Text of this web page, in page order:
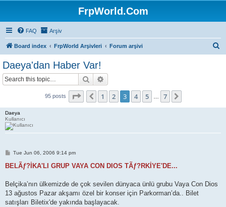
FrpWorld.Com
FAQ Arşiv
Board index FrpWorld Arşivleri Forum arşivi
Daeya'dan Haber Var!
Search
95 posts Page of 7
Previous
1 2 3 4 5 7
Daeya
Kullanıcı
P
s
Tue Jun 06, 2006 9:14 pm
BELÃƒ?İKA'LI GRUP VAYA CON DIOS TÃƒ?RKİYE'DE...
Belçika’nın ülkemizde de çok sevilen dünyaca ünlü grubu Vaya Con Dios
13 ağustos Pazar akşamı özel bir konser için Parkorman’da.. Bilet
satışları Biletix'de yakında başlayacak.